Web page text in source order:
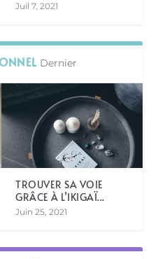
Juil 7, 2021
Dernier
TROUVER SA VOIE
GRÂCE À L’IKIGAÏ...
Juin 25, 2021